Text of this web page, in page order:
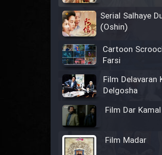
Serial Salhaye
(Oshin)
Cartoon
Farsi
Film Delavaran
Delgosha
Film Dar
Film Madar